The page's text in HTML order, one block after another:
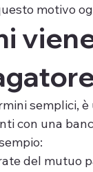
motivo
semplici,
con una
del mutuo